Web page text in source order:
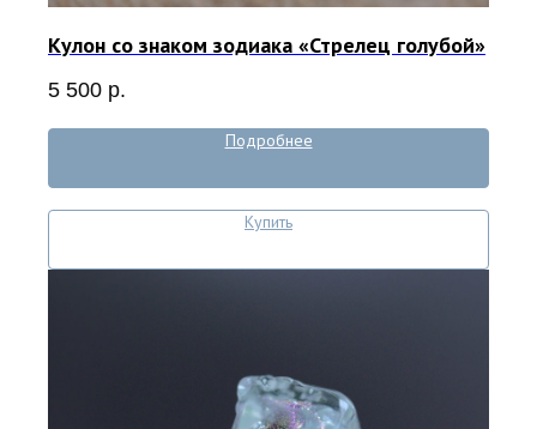
Кулон со знаком зодиака «Стрелец голубой»
5 500 р.
Подробнее
Купить